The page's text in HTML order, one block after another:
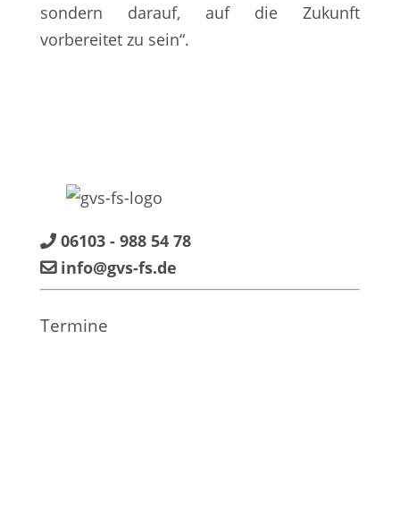
sondern darauf, auf die Zukunft
vorbereitet zu sein“.
06103 - 988 54 78
info@gvs-fs.de
Termine